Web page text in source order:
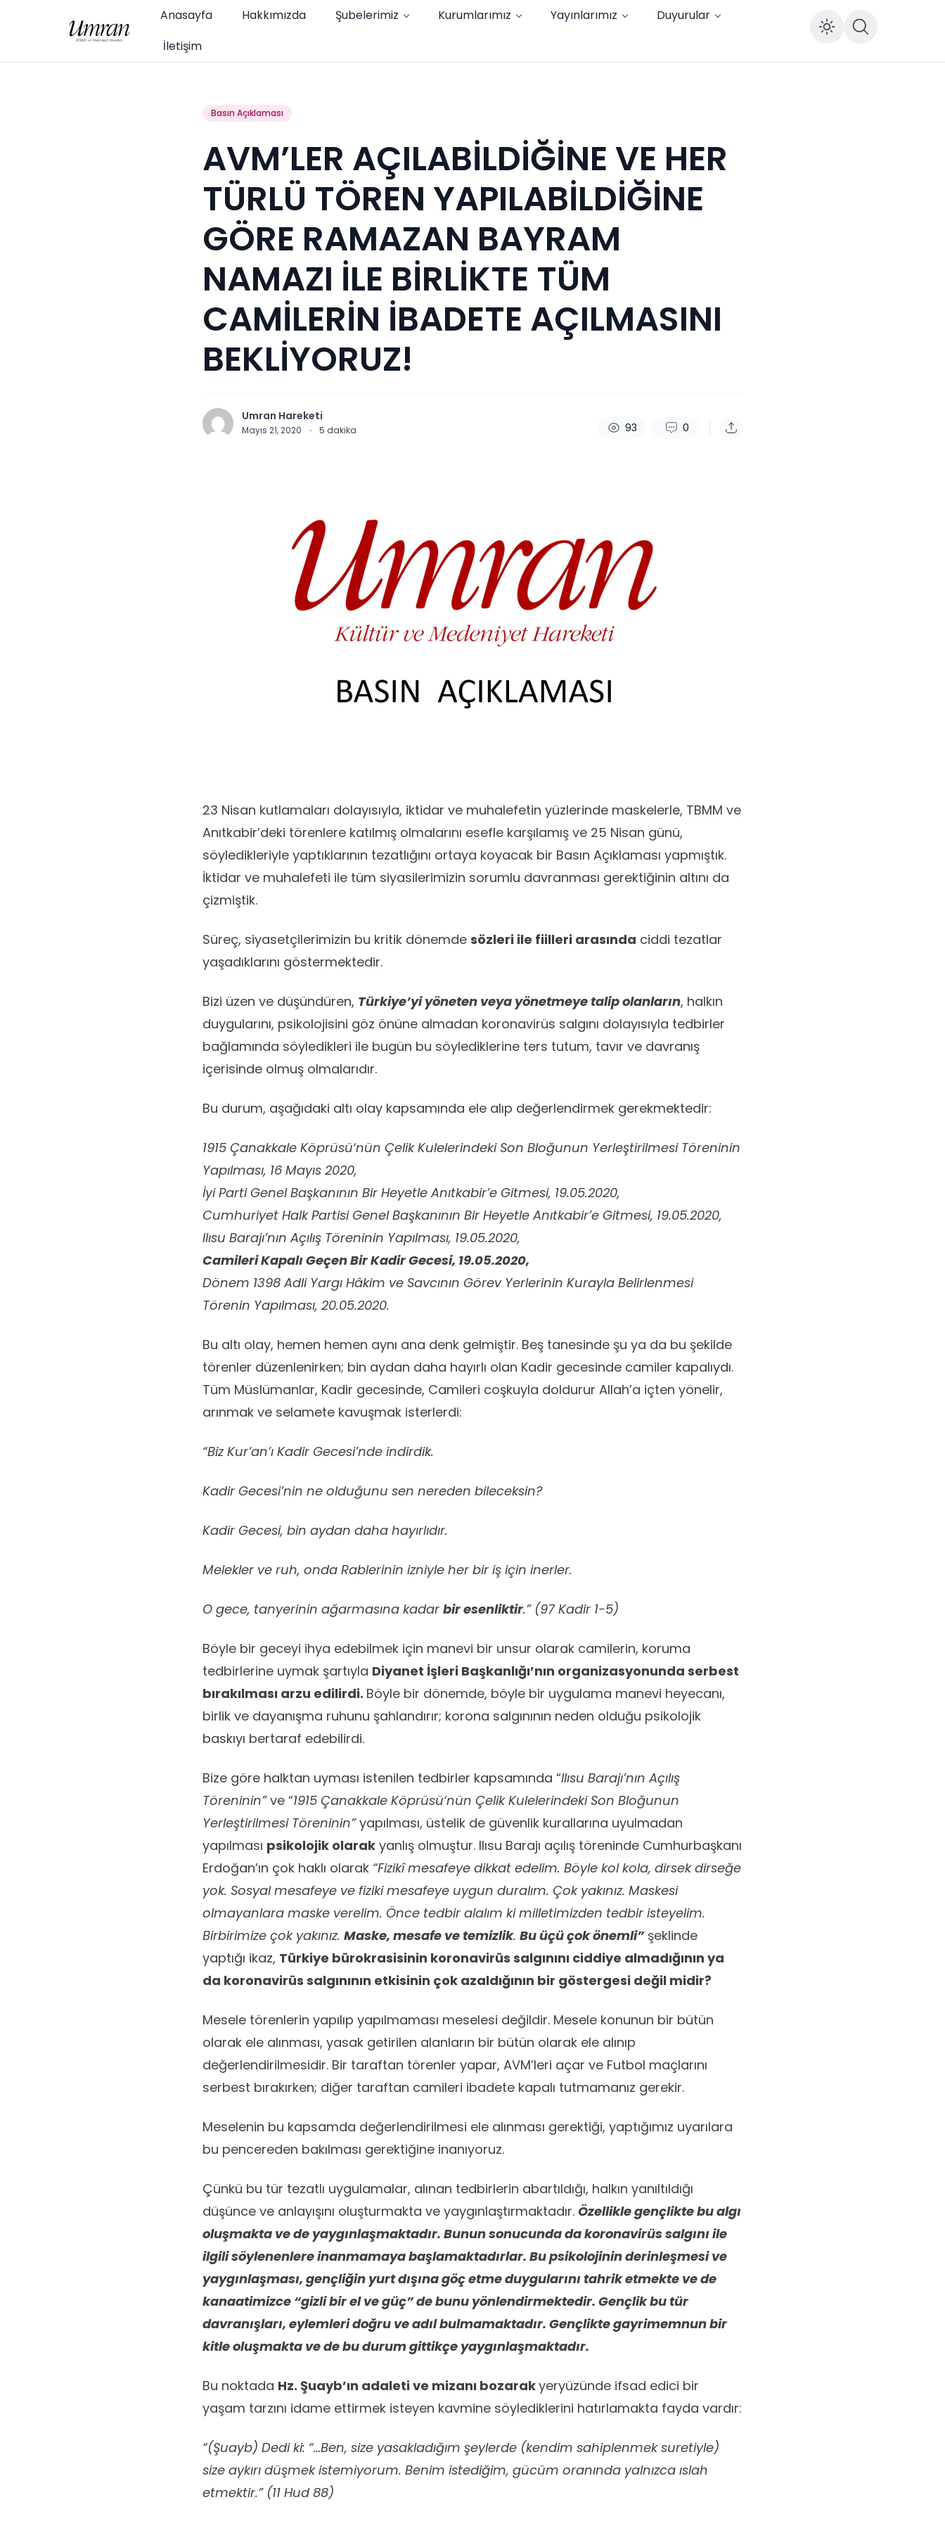
Anasayfa Hakkımızda Şubelerimiz Kurumlarımız Yayınlarımız
Duyurular
İletişim
Enable
Basın Açıklaması
AVM’LER AÇILABİLDİĞİNE VE HER
TÜRLÜ TÖREN YAPILABİLDİĞİNE
GÖRE RAMAZAN BAYRAM
NAMAZI İLE BİRLİKTE TÜM
CAMİLERİN İBADETE AÇILMASINI
BEKLİYORUZ!
Umran Hareketi
Mayıs 21, 2020 · 5 dakika 93 0
23 Nisan kutlamaları dolayısıyla, iktidar ve muhalefetin yüzlerinde maskelerle, TBMM ve
Anıtkabir’deki törenlere katılmış olmalarını esefle karşılamış ve 25 Nisan günü,
söyledikleriyle yaptıklarının tezatlığını ortaya koyacak bir Basın Açıklaması yapmıştık.
İktidar ve muhalefeti ile tüm siyasilerimizin sorumlu davranması gerektiğinin altını da
çizmiştik.
Süreç, siyasetçilerimizin bu kritik dönemde sözleri ile fiilleri arasında ciddi tezatlar
yaşadıklarını göstermektedir.
Bizi üzen ve düşündüren, Türkiye’yi yöneten veya yönetmeye talip olanların, halkın
duygularını, psikolojisini göz önüne almadan koronavirüs salgını dolayısıyla tedbirler
bağlamında söyledikleri ile bugün bu söylediklerine ters tutum, tavır ve davranış
içerisinde olmuş olmalarıdır.
Bu durum, aşağıdaki altı olay kapsamında ele alıp değerlendirmek gerekmektedir:
1915 Çanakkale Köprüsü‘nün Çelik Kulelerindeki Son Bloğunun Yerleştirilmesi Töreninin
Yapılması, 16 Mayıs 2020,
İyi Parti Genel Başkanının Bir Heyetle Anıtkabir’e Gitmesi, 19.05.2020,
Cumhuriyet Halk Partisi Genel Başkanının Bir Heyetle Anıtkabir’e Gitmesi, 19.05.2020,
Ilısu Barajı’nın Açılış Töreninin Yapılması, 19.05.2020,
Camileri Kapalı Geçen Bir Kadir Gecesi, 19.05.2020,
Dönem 1398 Adli Yargı Hâkim ve Savcının Görev Yerlerinin Kurayla Belirlenmesi
Törenin Yapılması, 20.05.2020.
Bu altı olay, hemen hemen aynı ana denk gelmiştir. Beş tanesinde şu ya da bu şekilde
törenler düzenlenirken; bin aydan daha hayırlı olan Kadir gecesinde camiler kapalıydı.
Tüm Müslümanlar, Kadir gecesinde, Camileri coşkuyla doldurur Allah’a içten yönelir,
arınmak ve selamete kavuşmak isterlerdi:
“Biz Kur’an’ı Kadir Gecesi’nde indirdik.
Kadir Gecesi’nin ne olduğunu sen nereden bileceksin?
Kadir Gecesi, bin aydan daha hayırlıdır.
Melekler ve ruh, onda Rablerinin izniyle her bir iş için inerler.
O gece, tanyerinin ağarmasına kadar bir esenliktir.” (97 Kadir 1-5)
Böyle bir geceyi ihya edebilmek için manevi bir unsur olarak camilerin, koruma
tedbirlerine uymak şartıyla Diyanet İşleri Başkanlığı’nın organizasyonunda serbest
bırakılması arzu edilirdi. Böyle bir dönemde, böyle bir uygulama manevi heyecanı,
birlik ve dayanışma ruhunu şahlandırır; korona salgınının neden olduğu psikolojik
baskıyı bertaraf edebilirdi.
Bize göre halktan uyması istenilen tedbirler kapsamında “Ilısu Barajı’nın Açılış
Töreninin”ve “1915 Çanakkale Köprüsü‘nün Çelik Kulelerindeki Son Bloğunun
Yerleştirilmesi Töreninin”yapılması, üstelik de güvenlik kurallarına uyulmadan
yapılması psikolojik olarak yanlış olmuştur. Ilısu Barajı açılış töreninde Cumhurbaşkanı
Erdoğan’ın çok haklı olarak “Fizikî mesafeye dikkat edelim. Böyle kol kola, dirsek dirseğe
yok. Sosyal mesafeye ve fiziki mesafeye uygun duralım. Çok yakınız. Maskesi
olmayanlara maske verelim. Önce tedbir alalım ki milletimizden tedbir isteyelim.
Birbirimize çok yakınız. Maske, mesafe ve temizlik. Bu üçü çok önemli” şeklinde
yaptığı ikaz, Türkiye bürokrasisinin koronavirüs salgınını ciddiye almadığının ya
da koronavirüs salgınının etkisinin çok azaldığının bir göstergesi değil midir?
Mesele törenlerin yapılıp yapılmaması meselesi değildir. Mesele konunun bir bütün
olarak ele alınması, yasak getirilen alanların bir bütün olarak ele alınıp
değerlendirilmesidir. Bir taraftan törenler yapar, AVM’leri açar ve Futbol maçlarını
serbest bırakırken; diğer taraftan camileri ibadete kapalı tutmamanız gerekir.
Meselenin bu kapsamda değerlendirilmesi ele alınması gerektiği, yaptığımız uyarılara
bu pencereden bakılması gerektiğine inanıyoruz.
Çünkü bu tür tezatlı uygulamalar, alınan tedbirlerin abartıldığı, halkın yanıltıldığı
düşünce ve anlayışını oluşturmakta ve yaygınlaştırmaktadır. Özellikle gençlikte bu algı
oluşmakta ve de yaygınlaşmaktadır. Bunun sonucunda da koronavirüs salgını ile
ilgili söylenenlere inanmamaya başlamaktadırlar. Bu psikolojinin derinleşmesi ve
yaygınlaşması, gençliğin yurt dışına göç etme duygularını tahrik etmekte ve de
kanaatimizce “gizli bir el ve güç” de bunu yönlendirmektedir. Gençlik bu tür
davranışları, eylemleri doğru ve adıl bulmamaktadır. Gençlikte gayrimemnun bir
kitle oluşmakta ve de bu durum gittikçe yaygınlaşmaktadır.
Bu noktada Hz. Şuayb’ın adaleti ve mizanı bozarakyeryüzünde ifsad edici bir
yaşam tarzını idame ettirmek isteyen kavmine söylediklerini hatırlamakta fayda vardır:
“(Şuayb) Dedi ki: “…Ben, size yasakladığım şeylerde (kendim sahiplenmek suretiyle)
size aykırı düşmek istemiyorum. Benim istediğim, gücüm oranında yalnızca ıslah
etmektir.” (11 Hud 88)